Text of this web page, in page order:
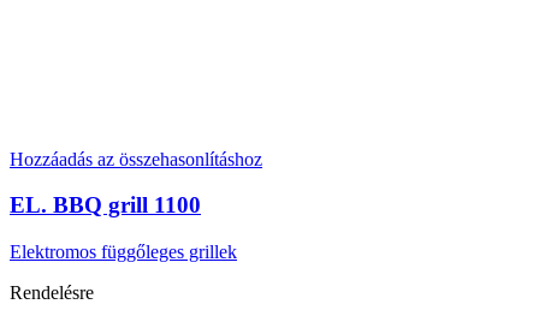
Hozzáadás az összehasonlításhoz
EL. BBQ grill 1100
Elektromos függőleges grillek
Rendelésre